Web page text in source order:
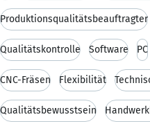
Produktionsqualitätsbeauftragter
Qualitätskontrolle Software PC
CNC-Fräsen Flexibilität
Qualitätsbewusstsein